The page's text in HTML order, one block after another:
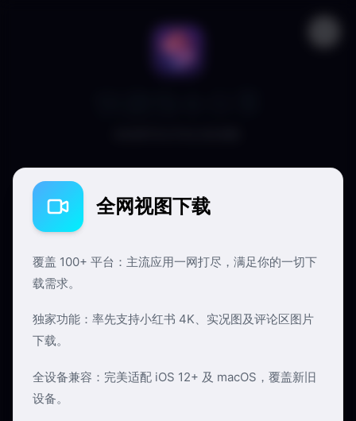
全网视图下载
覆盖 100+ 平台：主流应用一网打尽，满足你的一切下
载需求。
独家功能：率先支持小红书 4K、实况图及评论区图片
下载。
全设备兼容：完美适配 iOS 12+ 及 macOS，覆盖新旧
设备。